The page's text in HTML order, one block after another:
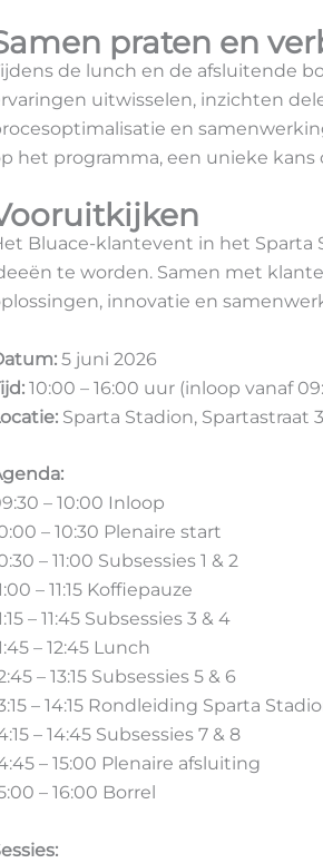
praten en
de lunch en de afsluitende
uitwisselen, inzichten
en
het programma, een unieke
Bluace-klantevent in het Sparta
te worden. Samen met
innovatie en
5 juni 2026
10:00 – 16:00 uur (inloop vanaf
Sparta Stadion, Spartastraat
– 10:00 Inloop
– 10:30 Plenaire start
– 11:00 Subsessies 1 & 2
– 11:15 Koffiepauze
– 11:45 Subsessies 3 & 4
– 12:45 Lunch
– 13:15 Subsessies 5 & 6
– 14:15 Rondleiding Sparta
– 14:45 Subsessies 7 & 8
– 15:00 Plenaire afsluiting
– 16:00 Borrel